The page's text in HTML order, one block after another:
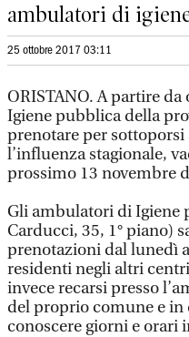
ambulatori di
25 ottobre 2017 03:11
ORISTANO. A partire
Igiene pubblica della
prenotare per
l’influenza stagionale,
prossimo 13 novembre
Gli ambulatori di Igiene
Carducci, 35, 1° piano)
prenotazioni dal lunedì
residenti negli altri
invece recarsi presso
del proprio comune e
conoscere giorni e orari